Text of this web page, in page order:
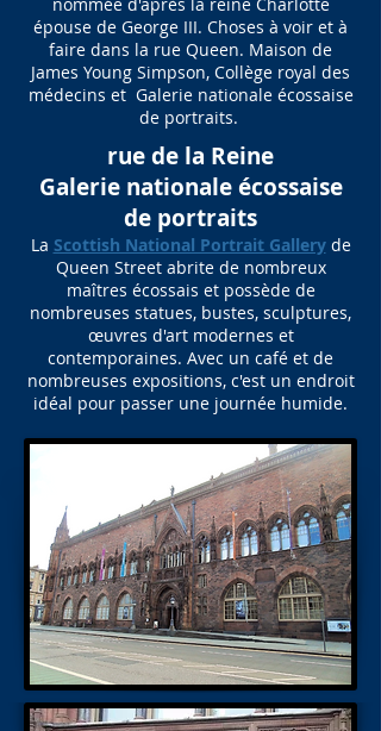
épouse de George III. Choses à voir et à
faire dans la rue Queen. Maison de
James Young Simpson, Collège royal des
médecins et Galerie nationale écossaise
de portraits.
rue de la Reine
Galerie nationale écossaise
de portraits
La Scottish National Portrait Galleryde
Queen Street abrite de nombreux
maîtres écossais et possède de
nombreuses statues, bustes, sculptures,
œuvres d'art modernes et
contemporaines. Avec un café et de
nombreuses expositions, c'est un endroit
idéal pour passer une journée humide.